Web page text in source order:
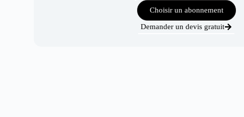
Choisir un abonnement
Demander un devis gratuit